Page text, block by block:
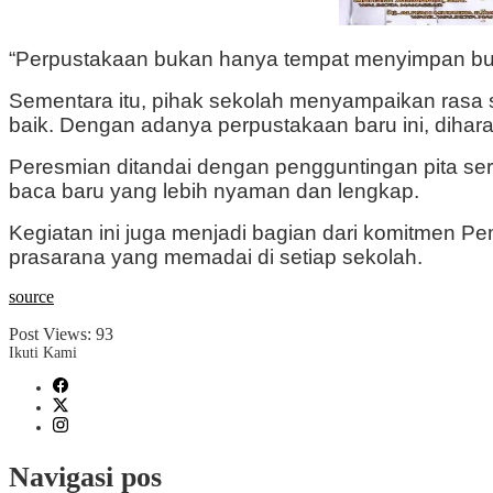
“Perpustakaan bukan hanya tempat menyimpan
Sementara itu, pihak sekolah menyampaikan
baik. Dengan adanya perpustakaan baru ini,
Peresmian ditandai dengan pengguntingan pita
baca baru yang lebih nyaman dan lengkap.
Kegiatan ini juga menjadi bagian dari komitmen
prasarana yang memadai di setiap sekolah.
source
Post Views: 93
Ikuti Kami
Navigasi pos